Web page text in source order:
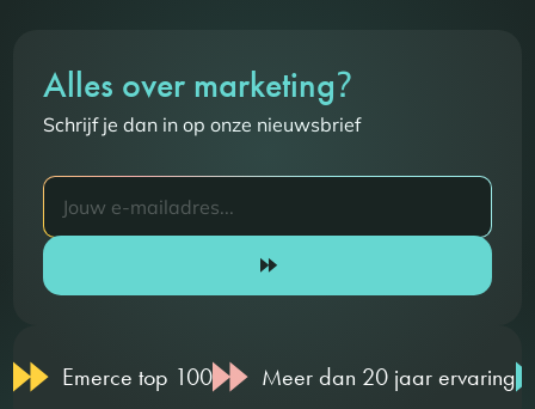
Alles over marketing?
Schrijf je dan in op onze nieuwsbrief
Emerce top 100 Meer dan 20 jaar ervaring